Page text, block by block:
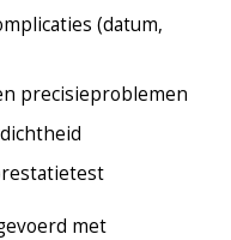
(datum,
precisieproblemen
met